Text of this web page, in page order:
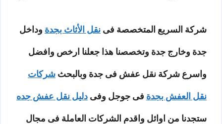
شركة السريع المتخصصة فى نقل الأثاث بجدة وداخل
جدة وخارج جدة وتخصصنا هذا جعلنا ارخص وافضل
واسرع شركة نقل عفش فى جدة وبالبحث شركات
نقل العفش بجدة فى جوجل وفى دليل نقل عفش جده
ستجدنا من اوائل واقدم الشركات العاملة فى مجال